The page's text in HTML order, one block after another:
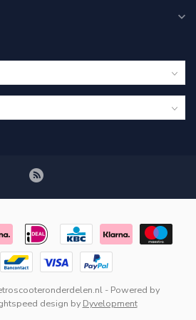
- Powered by
design by Dyvelopment